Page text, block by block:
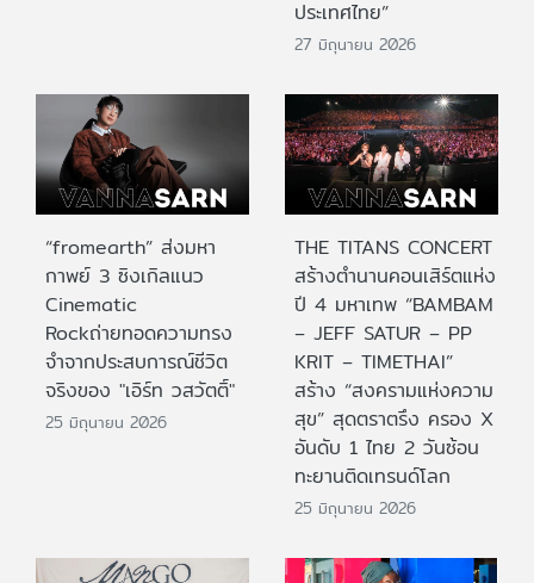
ประเทศไทย”
27 มิถุนายน 2026
“fromearth” ส่งมหา
กาพย์ 3 ซิงเกิลแนว
Cinematic
Rockถ่ายทอดความทรง
จำจากประสบการณ์ชีวิต
จริงของ "เอิร์ท วสวัตติ์"
25 มิถุนายน 2026
THE TITANS CONCERT
สร้างตำนานคอนเสิร์ตแห่ง
ปี 4 มหาเทพ “BAMBAM
– JEFF SATUR – PP
KRIT – TIMETHAI”
สร้าง “สงครามแห่งความ
สุข” สุดตราตรึง ครอง X
อันดับ 1 ไทย 2 วันซ้อน
ทะยานติดเทรนด์โลก
25 มิถุนายน 2026